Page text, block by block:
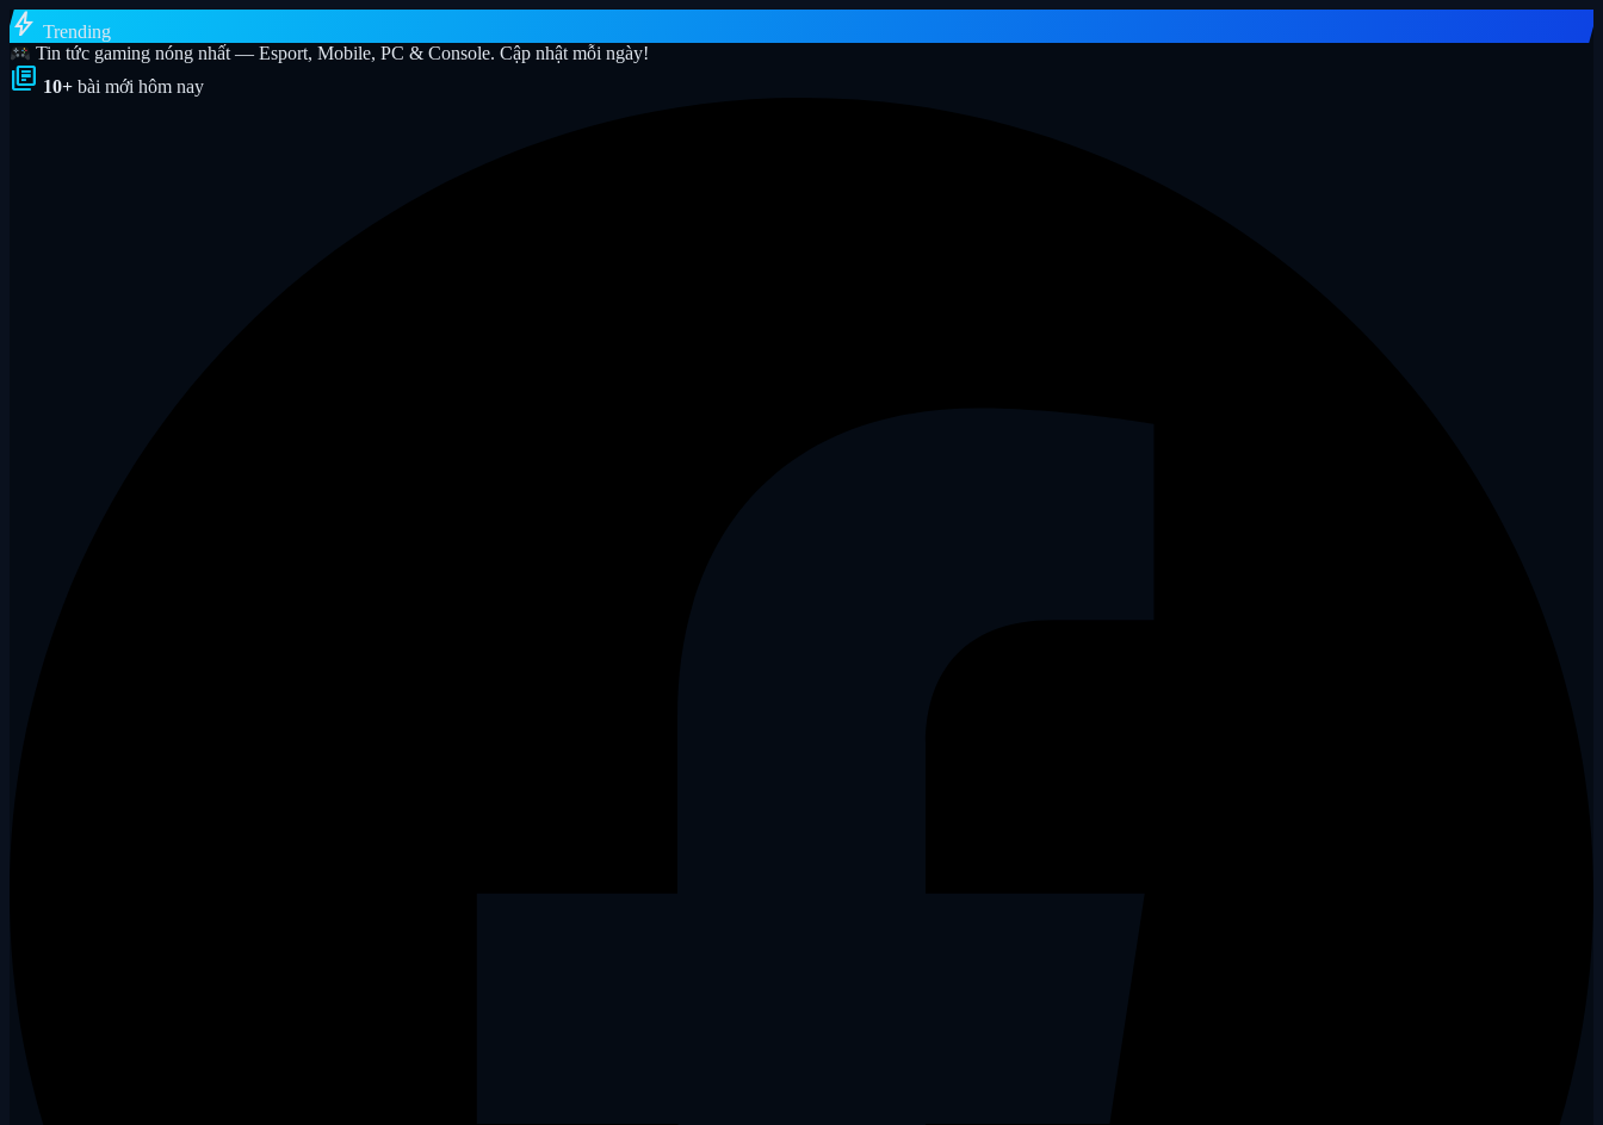
bolt Trending
Tin tức gaming nóng nhất — Esport, Mobile, PC & Console. Cập nhật mỗi ngày!
library_books 10+ bài mới hôm nay